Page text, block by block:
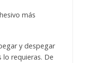
más
y despegar
lo requieras. De